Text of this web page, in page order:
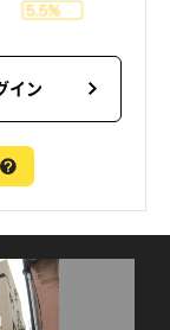
イン